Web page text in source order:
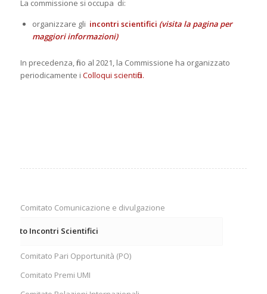
La commissione si occupa di:
organizzare gli incontri scientifici (visita la pagina per
maggiori informazioni)
In precedenza, fino al 2021, la Commissione ha organizzato
periodicamente i Colloqui scientifici.
Comitato Comunicazione e divulgazione
Incontri Scientifici
Comitato Pari Opportunità (PO)
Comitato Premi UMI